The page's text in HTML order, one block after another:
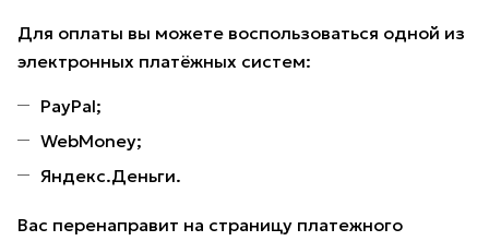
Для оплаты вы можете воспользоваться одной из
электронных платёжных систем:
PayPal;
WebMoney;
Яндекс.Деньги.
Вас перенаправит на страницу платежного